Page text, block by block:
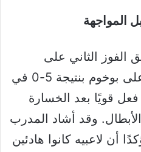
المواجهة
الفوز الثاني على
التوالي بعد تغلبه الكبير على بوخوم بنتيجة 5-0 في
قويًا بعد الخسارة
وقد أشاد المدرب
أن لاعبيه كانوا هادئين